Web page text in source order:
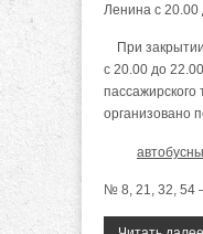
Ленина с 20.00
При
с 20.00 до
пассажирского
организовано
№ 8, 21, 32, 54